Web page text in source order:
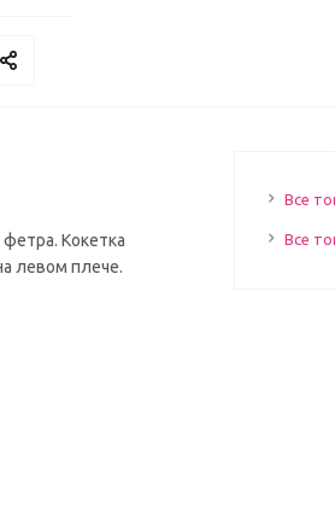
Кокетка
левом плече.
Все
Все